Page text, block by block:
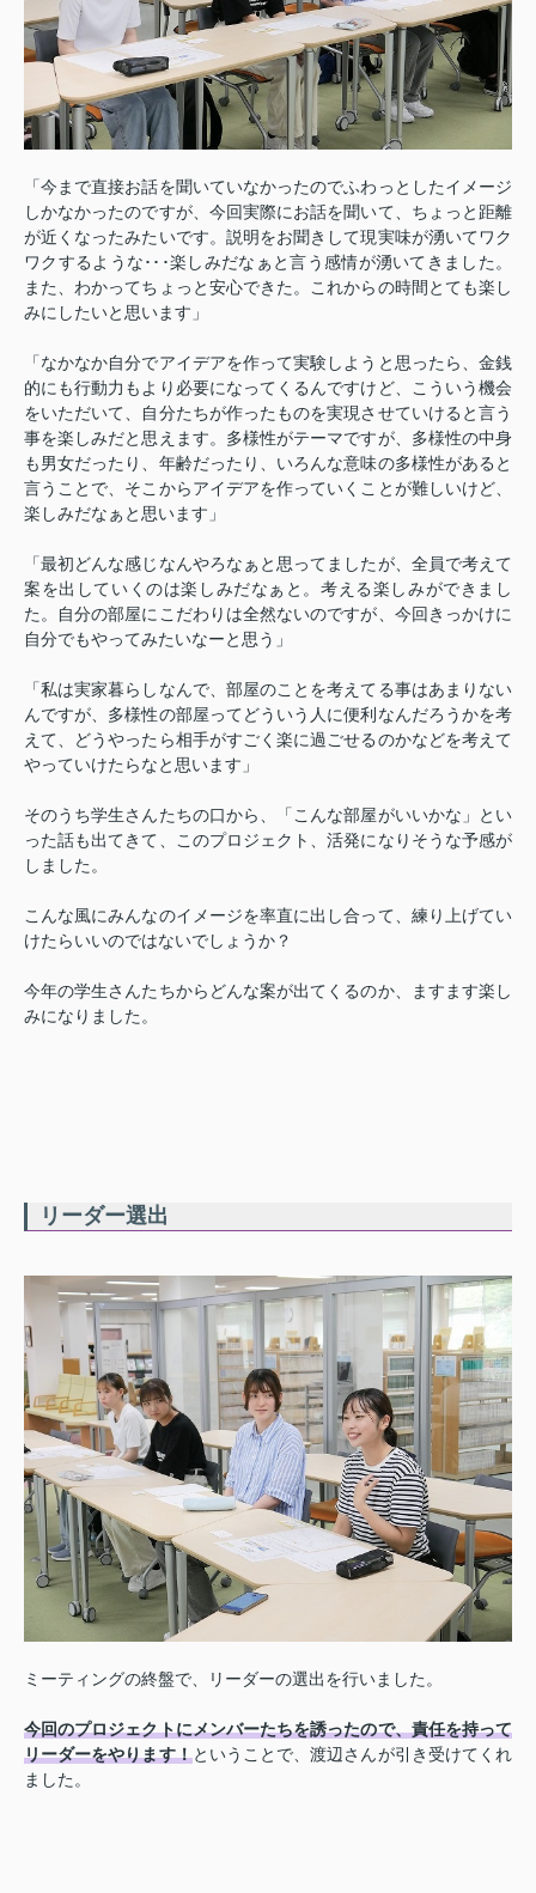
「今まで直接お話を聞いていなかったのでふわっとしたイメージ
しかなかったのですが、今回実際にお話を聞いて、ちょっと距離
が近くなったみたいです。説明をお聞きして現実味が湧いてワク
ワクするような･･･楽しみだなぁと言う感情が湧いてきました。
また、わかってちょっと安心できた。これからの時間とても楽し
みにしたいと思います」
「なかなか自分でアイデアを作って実験しようと思ったら、金銭
的にも行動力もより必要になってくるんですけど、こういう機会
をいただいて、自分たちが作ったものを実現させていけると言う
事を楽しみだと思えます。多様性がテーマですが、多様性の中身
も男女だったり、年齢だったり、いろんな意味の多様性があると
言うことで、そこからアイデアを作っていくことが難しいけど、
楽しみだなぁと思います」
「最初どんな感じなんやろなぁと思ってましたが、全員で考えて
案を出していくのは楽しみだなぁと。考える楽しみができまし
た。自分の部屋にこだわりは全然ないのですが、今回きっかけに
自分でもやってみたいなーと思う」
「私は実家暮らしなんで、部屋のことを考えてる事はあまりない
んですが、多様性の部屋ってどういう人に便利なんだろうかを考
えて、どうやったら相手がすごく楽に過ごせるのかなどを考えて
やっていけたらなと思います」
そのうち学生さんたちの口から、「こんな部屋がいいかな」とい
った話も出てきて、このプロジェクト、活発になりそうな予感が
しました。
こんな風にみんなのイメージを率直に出し合って、練り上げてい
けたらいいのではないでしょうか？
今年の学生さんたちからどんな案が出てくるのか、ますます楽し
みになりました。
リーダー選出
ミーティングの終盤で、リーダーの選出を行いました。
今回のプロジェクトにメンバーたちを誘ったので、責任を持って
リーダーをやります！ということで、渡辺さんが引き受けてくれ
ました。